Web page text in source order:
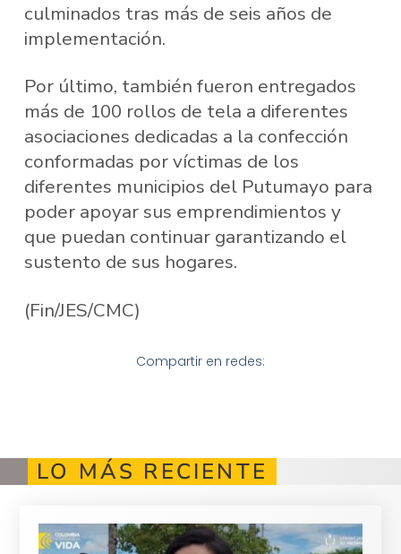
culminados tras más de seis años de
implementación.
Por último, también fueron entregados
más de 100 rollos de tela a diferentes
asociaciones dedicadas a la confección
conformadas por víctimas de los
diferentes municipios del Putumayo para
poder apoyar sus emprendimientos y
que puedan continuar garantizando el
sustento de sus hogares.
(Fin/JES/CMC)
Compartir en redes:
LO MÁS RECIENTE